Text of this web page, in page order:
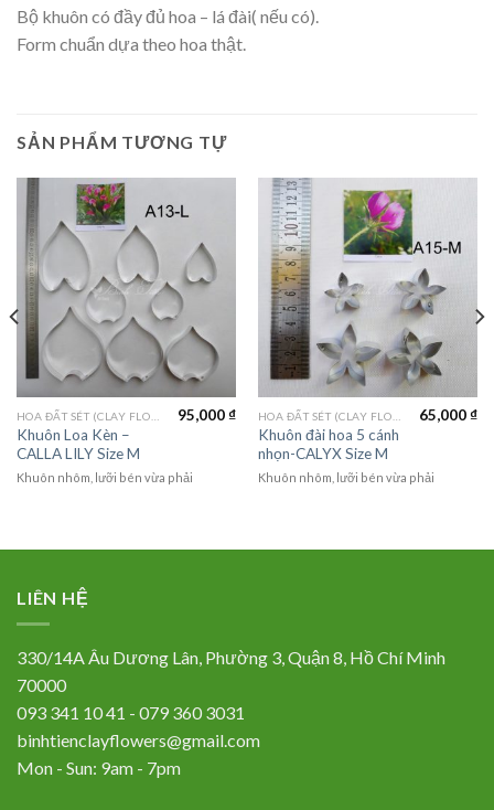
Bộ khuôn có đầy đủ hoa – lá đài( nếu có).
Form chuẩn dựa theo hoa thật.
SẢN PHẨM TƯƠNG TỰ
Khuôn Loa Kèn –
CALLA LILY Size M
95,000₫
Khuôn nhôm, lưỡi bén vừa phải
Khuôn đài hoa 5 cánh
nhọn-CALYX Size M
65,000₫
Khuôn nhôm, lưỡi bén vừa phải
LIÊN HỆ
330/14A Âu Dương Lân, Phường 3, Quận 8, Hồ Chí Minh
70000
093 341 10 41 - 079 360 3031
binhtienclayflowers@gmail.com
Mon - Sun: 9am - 7pm